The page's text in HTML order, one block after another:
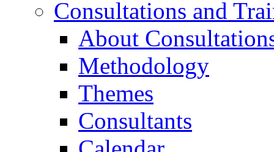
Consultations and
About
Methodology
Themes
Consultants